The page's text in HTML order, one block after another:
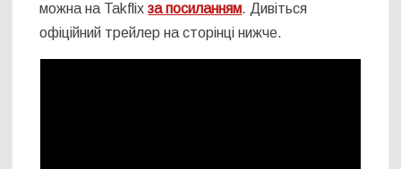
можна на Takflixза посиланням. Дивіться
офіційний трейлер на сторінці нижче.